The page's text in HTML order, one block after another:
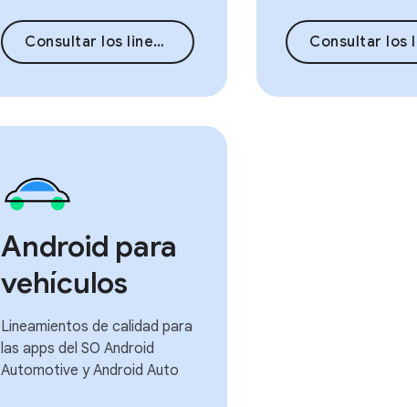
Consultar los lineamientos Consultar los
Android para
vehículos
Lineamientos de calidad para
las apps del SO Android
Automotive y Android Auto